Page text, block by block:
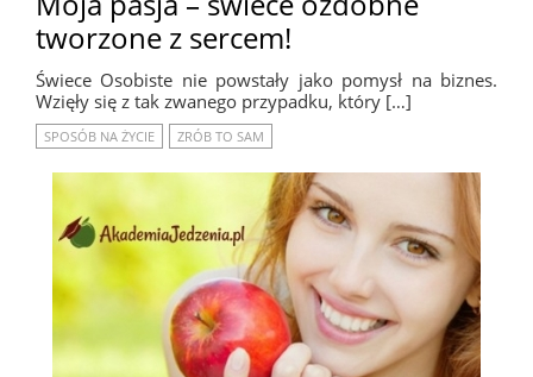
tworzone z sercem!
Świece Osobiste nie powstały jako pomysł na biznes.
Wzięły się z tak zwanego przypadku, który […]
SPOSÓB NA ŻYCIE ZRÓB TO SAM